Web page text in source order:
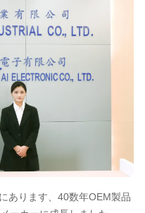
あります、40数年OEM製品